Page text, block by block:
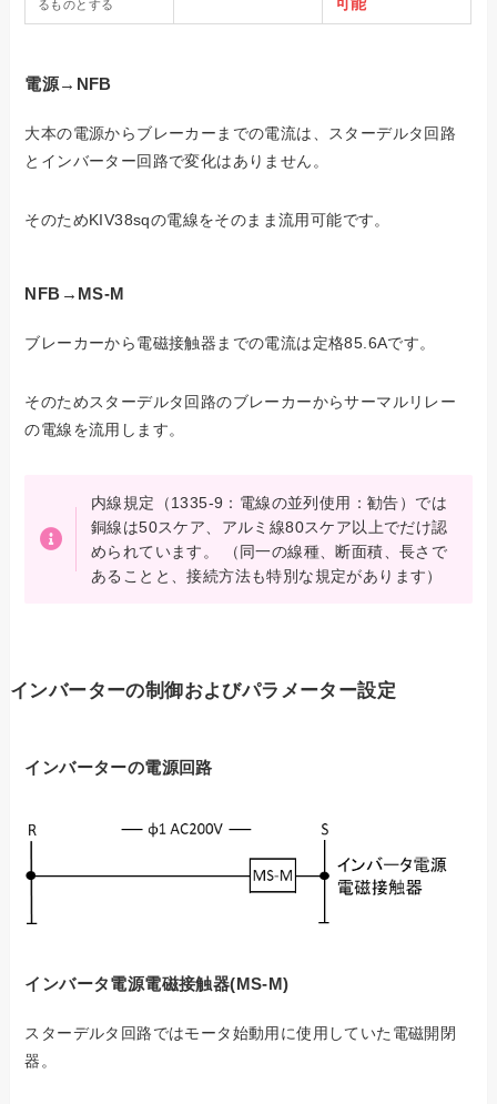
るものとする
電源→NFB
大本の電源からブレーカーまでの電流は、スターデルタ回路
とインバーター回路で変化はありません。
そのためKIV38sqの電線をそのまま流用可能です。
NFB→MS-M
ブレーカーから電磁接触器までの電流は定格85.6Aです。
そのためスターデルタ回路のブレーカーからサーマルリレー
の電線を流用します。
内線規定（1335-9：電線の並列使用：勧告）では
銅線は50スケア、アルミ線80スケア以上でだけ認
められています。 （同一の線種、断面積、長さで
あることと、接続方法も特別な規定があります）
インバーターの制御およびパラメーター設定
インバーターの電源回路
インバータ電源電磁接触器(MS-M)
スターデルタ回路ではモータ始動用に使用していた電磁開閉
器。